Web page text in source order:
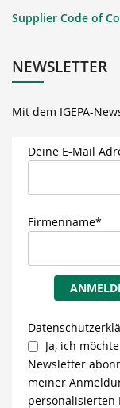
Supplier Code of
NEWSLETTER
Mit dem IGEPA-
Deine E-Mail
Firmenname*
Ja, ich
Newsletter
meiner
personalisierten